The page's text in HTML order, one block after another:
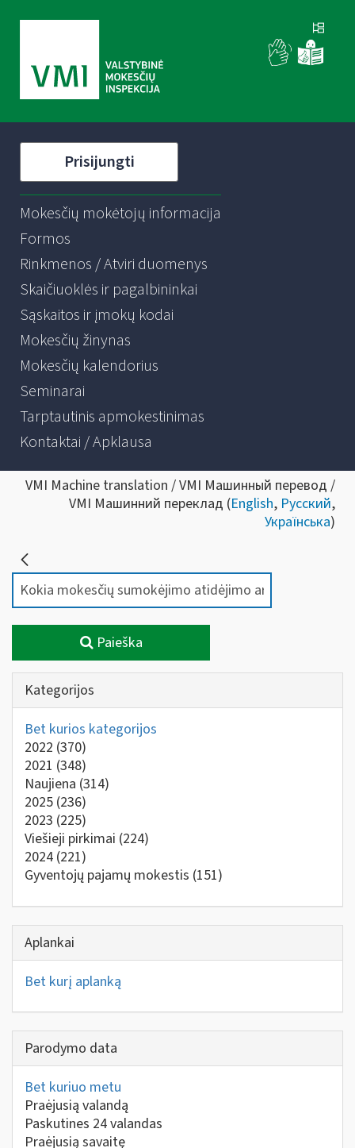
Prisijungti
Mokesčių mokėtojų informacija
Formos
Rinkmenos / Atviri duomenys
Skaičiuoklės ir pagalbininkai
Sąskaitos ir įmokų kodai
Mokesčių žinynas
Mokesčių kalendorius
Seminarai
Tarptautinis apmokestinimas
Kontaktai / Apklausa
VMI Machine translation / VMI Машинный перевод /
VMI Машинний переклад (English, Русский,
Українська)
Paieška
Kategorijos
Bet kurios kategorijos
2022 (370)
2021 (348)
Naujiena (314)
2025 (236)
2023 (225)
Viešieji pirkimai (224)
2024 (221)
Gyventojų pajamų mokestis (151)
Aplankai
Bet kurį aplanką
Parodymo data
Bet kuriuo metu
Praėjusią valandą
Paskutines 24 valandas
Praėjusią savaitę